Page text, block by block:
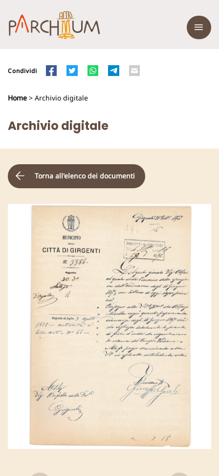
Condividi
Home > Archivio digitale
Archivio digitale
Torna all'elenco dei documenti